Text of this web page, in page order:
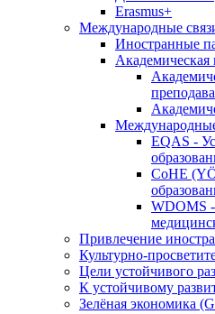
Erasmus+
Международные
Иностранные
Академическая
EQAS -
CoHE
WDOMS
Привлечение
Культурно-
Цели устойчивого
К устойчивому
Зелёная экономика